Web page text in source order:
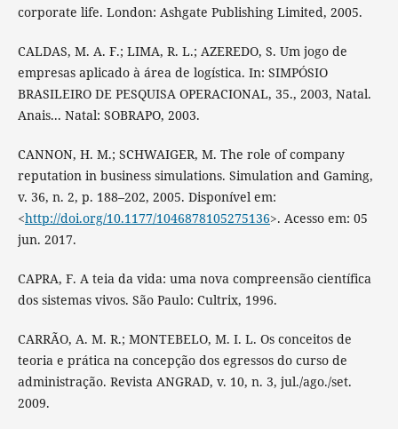
corporate life. London: Ashgate Publishing Limited, 2005.
CALDAS, M. A. F.; LIMA, R. L.; AZEREDO, S. Um jogo de
empresas aplicado à área de logística. In: SIMPÓSIO
BRASILEIRO DE PESQUISA OPERACIONAL, 35., 2003, Natal.
Anais... Natal: SOBRAPO, 2003.
CANNON, H. M.; SCHWAIGER, M. The role of company
reputation in business simulations. Simulation and Gaming,
v. 36, n. 2, p. 188–202, 2005. Disponível em:
<http://doi.org/10.1177/1046878105275136>. Acesso em: 05
jun. 2017.
CAPRA, F. A teia da vida: uma nova compreensão científica
dos sistemas vivos. São Paulo: Cultrix, 1996.
CARRÃO, A. M. R.; MONTEBELO, M. I. L. Os conceitos de
teoria e prática na concepção dos egressos do curso de
administração. Revista ANGRAD, v. 10, n. 3, jul./ago./set.
2009.